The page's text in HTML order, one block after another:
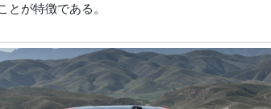
とが特徴である。